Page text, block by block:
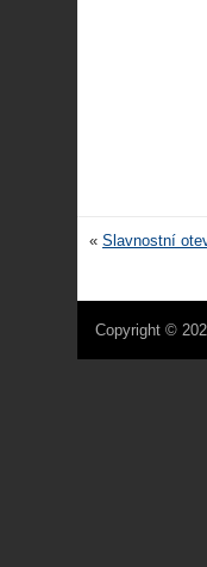
« Slavnostní
Copyright ©